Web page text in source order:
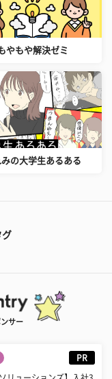
やもや解決ゼミ
みの大学生あるある
グ
サー
PR